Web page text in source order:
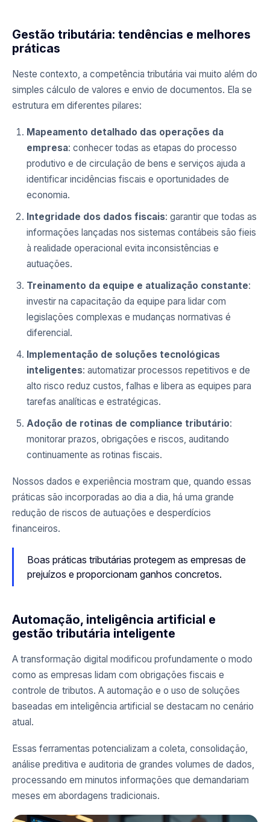
Gestão tributária: tendências e melhores
práticas
Neste contexto, a competência tributária vai muito além do
simples cálculo de valores e envio de documentos. Ela se
estrutura em diferentes pilares:
Mapeamento detalhado das operações da
empresa: conhecer todas as etapas do processo
produtivo e de circulação de bens e serviços ajuda a
identificar incidências fiscais e oportunidades de
economia.
Integridade dos dados fiscais: garantir que todas as
informações lançadas nos sistemas contábeis são fieis
à realidade operacional evita inconsistências e
autuações.
Treinamento da equipe e atualização constante:
investir na capacitação da equipe para lidar com
legislações complexas e mudanças normativas é
diferencial.
Implementação de soluções tecnológicas
inteligentes: automatizar processos repetitivos e de
alto risco reduz custos, falhas e libera as equipes para
tarefas analíticas e estratégicas.
Adoção de rotinas de compliance tributário:
monitorar prazos, obrigações e riscos, auditando
continuamente as rotinas fiscais.
Nossos dados e experiência mostram que, quando essas
práticas são incorporadas ao dia a dia, há uma grande
redução de riscos de autuações e desperdícios
financeiros.
Boas práticas tributárias protegem as empresas de
prejuízos e proporcionam ganhos concretos.
Automação, inteligência artificial e
gestão tributária inteligente
A transformação digital modificou profundamente o modo
como as empresas lidam com obrigações fiscais e
controle de tributos. A automação e o uso de soluções
baseadas em inteligência artificial se destacam no cenário
atual.
Essas ferramentas potencializam a coleta, consolidação,
análise preditiva e auditoria de grandes volumes de dados,
processando em minutos informações que demandariam
meses em abordagens tradicionais.